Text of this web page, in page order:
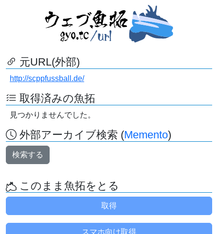
元URL(外部)
http://scppfussball.de/
取得済みの魚拓
見つかりませんでした。
外部アーカイブ検索 (Memento)
検索する
このまま魚拓をとる